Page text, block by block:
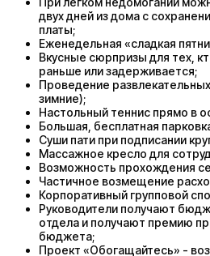
двух дней из дома с
платы;
Еженедельная «сладкая
Вкусные сюрпризы для тех,
раньше или задерживается;
Проведение
зимние);
Настольный теннис прямо в
Большая, бесплатная
Суши пати при подписании
Массажное кресло для
Возможность прохождения
Частичное возмещение
Корпоративный групповой
Руководители получают
отдела и получают премию
бюджета;
Проект «Обогащайтесь» -